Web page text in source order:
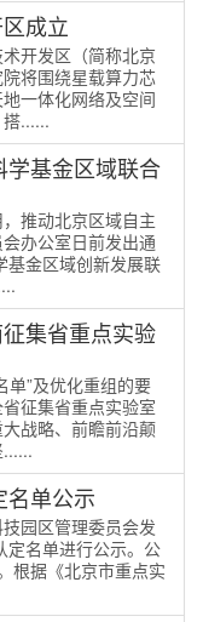
成立
开发区（简称北京
将围绕星载算力芯
一体化网络及空间
......
基金区域联合
推动北京区域自主
办公室日前发出通
基金区域创新发展联
集省重点实验
单”及优化重组的要
征集省重点实验室
战略、前瞻前沿颠
名单公示
园区管理委员会发
定名单进行公示。公
根据《北京市重点实